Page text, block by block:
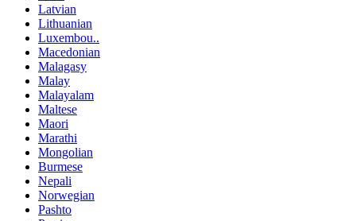
Latvian
Lithuanian
Luxembou..
Macedonian
Malagasy
Malay
Malayalam
Maltese
Maori
Marathi
Mongolian
Burmese
Nepali
Norwegian
Pashto